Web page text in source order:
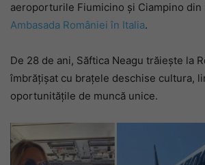
aeroporturile Fiumicino și Ciampino din
Ambasada României în Italia.
De 28 de ani, Săftica Neagu trăiește la
îmbrățișat cu brațele deschise cultura,
oportunitățile de muncă unice.